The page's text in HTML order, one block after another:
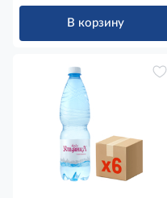
В корзину